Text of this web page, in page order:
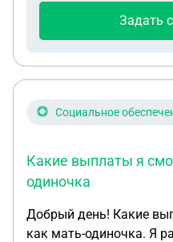
ответы с ссылками на
Задать
Социальное
Какие выплаты я
одиночка
Добрый день! Какие
как мать-одиночка. Я